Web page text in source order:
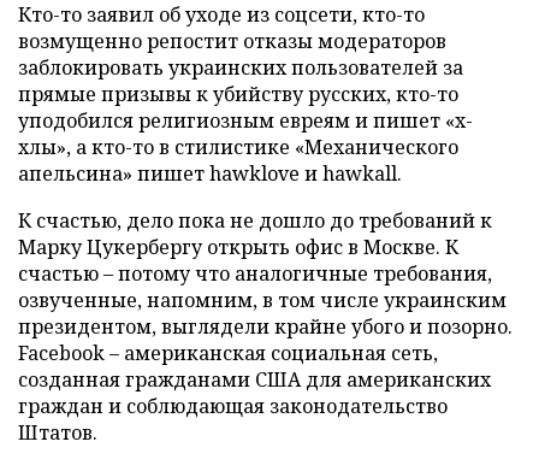
Кто-то заявил об уходе из соцсети, кто-то
возмущенно репостит отказы модераторов
заблокировать украинских пользователей за
прямые призывы к убийству русских, кто-то
уподобился религиозным евреям и пишет «х-
хлы», а кто-то в стилистике «Механического
апельсина» пишет hawklove и hawkall.
К счастью, дело пока не дошло до требований к
Марку Цукербергу открыть офис в Москве. К
счастью – потому что аналогичные требования,
озвученные, напомним, в том числе украинским
президентом, выглядели крайне убого и позорно.
Facebook – американская социальная сеть,
созданная гражданами США для американских
граждан и соблюдающая законодательство
Штатов.